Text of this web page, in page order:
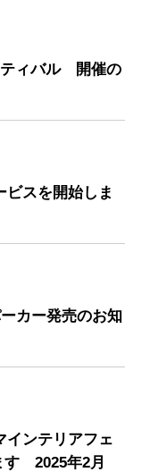
ティバル 開催の
ビスを開始しま
カー発売のお知
インテリアフェ
す 2025年2月